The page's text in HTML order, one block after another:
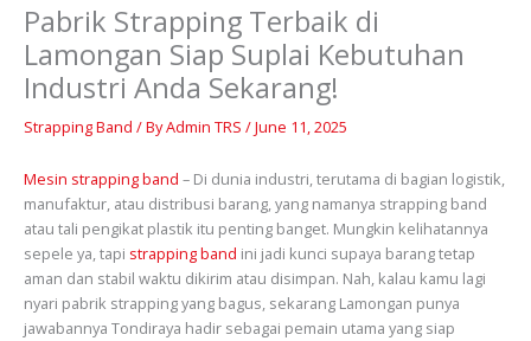
Pabrik Strapping Terbaik di
Lamongan Siap Suplai Kebutuhan
Industri Anda Sekarang!
Strapping Band / ByAdmin TRS /June 11, 2025
Mesin strapping band – Di dunia industri, terutama di bagian logistik,
manufaktur, atau distribusi barang, yang namanya strapping band
atau tali pengikat plastik itu penting banget. Mungkin kelihatannya
sepele ya, tapi strapping band ini jadi kunci supaya barang tetap
aman dan stabil waktu dikirim atau disimpan. Nah, kalau kamu lagi
nyari pabrik strapping yang bagus, sekarang Lamongan punya
jawabannya Tondiraya hadir sebagai pemain utama yang siap